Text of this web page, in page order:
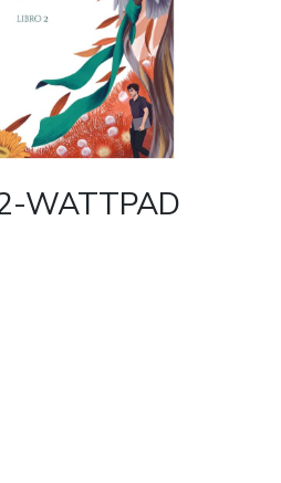
WATTPAD